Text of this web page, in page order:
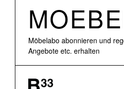
Möbelabo abonnieren und
Angebote etc. erhalten